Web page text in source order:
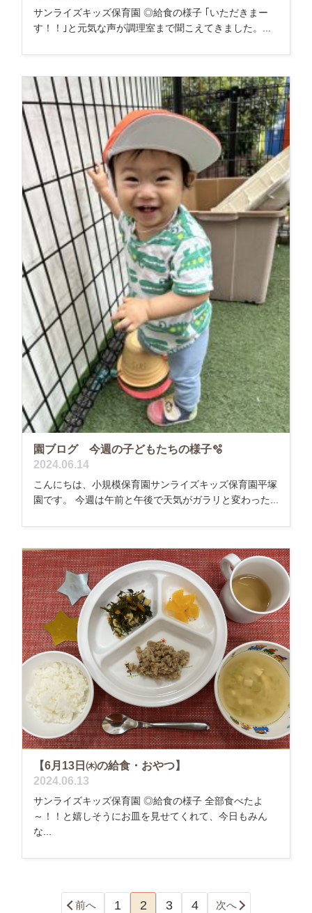
サンライズキッズ保育園 ◎給食の様子 ｢いただきまー
す！！｣と元気な声が調理室まで聞こえてきました。...
園ブログ 今週の子どもたちの様子🫧
2024.06.14
こんにちは、小規模保育園サンライズキッズ保育園平塚
園です。 今週は午前と午後で天気がガラリと変わった...
【6月13日㈭の給食・おやつ】
2024.06.13
サンライズキッズ保育園 ◎給食の様子 全部食べたよ
～！！と嬉しそうにお皿を見せてくれて、今日もみん
な...
前へ 1 2 3 4 次へ